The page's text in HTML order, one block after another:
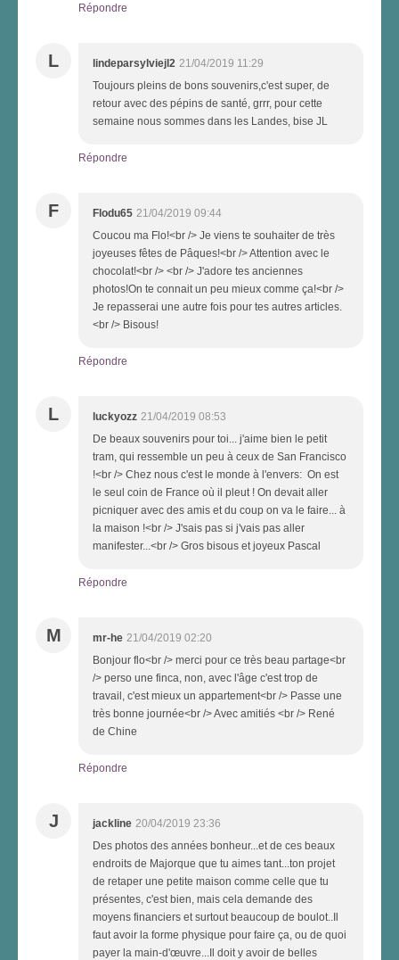
Répondre
L lindeparsylviejl2 21/04/2019 11:29
Toujours pleins de bons souvenirs,c'est super, de
retour avec des pépins de santé, grrr, pour cette
semaine nous sommes dans les Landes, bise JL
Répondre
F Flodu65 21/04/2019 09:44
Coucou ma Flo!<br /> Je viens te souhaiter de très
joyeuses fêtes de Pâques!<br /> Attention avec le
chocolat!<br /> <br /> J'adore tes anciennes
photos!On te connait un peu mieux comme ça!<br />
Je repasserai une autre fois pour tes autres articles.
<br /> Bisous!
Répondre
L luckyozz 21/04/2019 08:53
De beaux souvenirs pour toi... j'aime bien le petit
tram, qui ressemble un peu à ceux de San Francisco
!<br /> Chez nous c'est le monde à l'envers: On est
le seul coin de France où il pleut ! On devait aller
picniquer avec des amis et du coup on va le faire... à
la maison !<br /> J'sais pas si j'vais pas aller
manifester...<br /> Gros bisous et joyeux Pascal
Répondre
M mr-he 21/04/2019 02:20
Bonjour flo<br /> merci pour ce très beau partage<br
/> perso une finca, non, avec l'âge c'est trop de
travail, c'est mieux un appartement<br /> Passe une
très bonne journée<br /> Avec amitiés <br /> René
de Chine
Répondre
J jackline 20/04/2019 23:36
Des photos des années bonheur...et de ces beaux
endroits de Majorque que tu aimes tant...ton projet
de retaper une petite maison comme celle que tu
présentes, c'est bien, mais cela demande des
moyens financiers et surtout beaucoup de boulot..Il
faut avoir la forme physique pour faire ça, ou de quoi
payer la main-d'œuvre...Il doit y avoir de belles